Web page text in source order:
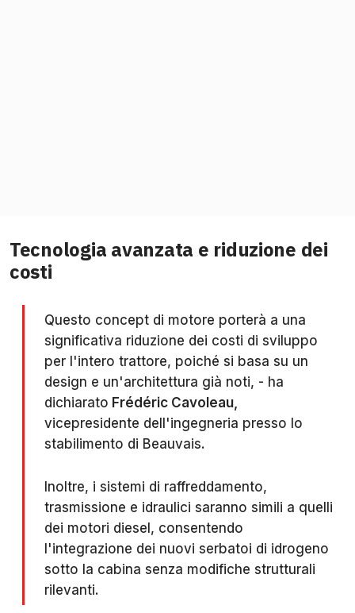
Tecnologia avanzata e riduzione dei
costi
Questo concept di motore porterà a una
significativa riduzione dei costi di sviluppo
per l'intero trattore, poiché si basa su un
design e un'architettura già noti, - ha
dichiarato Frédéric Cavoleau,
vicepresidente dell'ingegneria presso lo
stabilimento di Beauvais.
Inoltre, i sistemi di raffreddamento,
trasmissione e idraulici saranno simili a quelli
dei motori diesel, consentendo
l'integrazione dei nuovi serbatoi di idrogeno
sotto la cabina senza modifiche strutturali
rilevanti.